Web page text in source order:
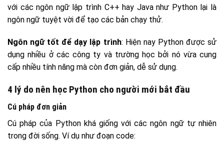
với các ngôn ngữ lập trình C++ hay Java như Python lại là
ngôn ngữ tuyệt vời để tạo các bản chạy thử.
Ngôn ngữ tốt để dạy lập trình: Hiện nay Python được sử
dụng nhiều ở các công ty và trường học bởi nó vừa cung
cấp nhiều tính năng mà còn đơn giản, dễ sử dụng.
4 lý do nên học Python cho người mới bắt đầu
Cú pháp đơn giản
Cú pháp của Python khá giống với các ngôn ngữ tự nhiên
trong đời sống. Ví dụ như đoạn code: